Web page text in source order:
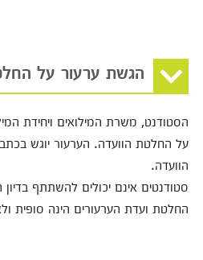
הגשת ערעור על
הסטודנט, משרת המילואים ויחידת
הוועדה.
סטודנטים אינם יכולים להשתתף בדיון
החלטת ועדת הערעורים הינה סופית